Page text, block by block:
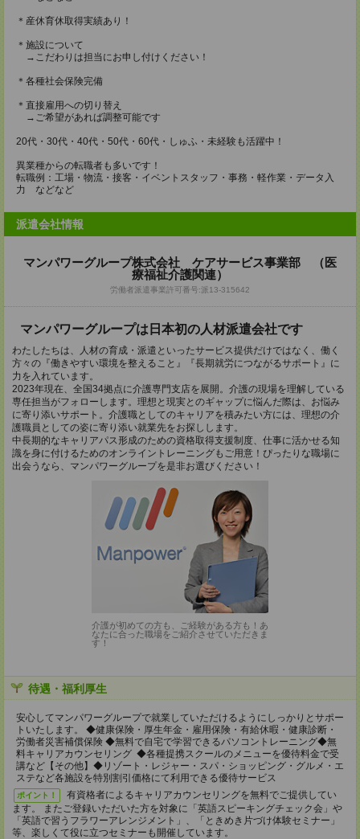
＊産休育休取得実績あり！
＊施設について
→こだわりは担当にお申し付けください！
＊各種社会保険完備
＊直接雇用への切り替え
→ご希望があれば調整可能です
20代・30代・40代・50代・60代・しゅふ・未経験も活躍中！
異業種からの転職者も多いです！
転職例：工場・物流・接客・イベントスタッフ・事務・軽作業・データ入
力 などなど
派遣会社情報
マンパワーグループ株式会社 ケアサービス事業部 （医
療福祉介護関連）
労働者派遣事業許可番号:派13-315642
マンパワーグループは日本初の人材派遣会社です
わたしたちは、人材の育成・派遣といったサービス提供だけではなく、働く
方々の『働きやすい環境を整えること』『長期就労につながるサポート』に
力を入れています。
2023年現在、全国34拠点に介護専門支店を展開。介護の現場を理解している
専任担当がフォローします。理想と現実とのギャップに悩んだ際は、お悩み
に寄り添いサポート。介護職としてのキャリアを積みたい方には、理想の介
護職員としての姿に寄り添い就業先をお探しします。
中長期的なキャリアパス形成のための資格取得支援制度、仕事に活かせる知
識を身に付けるためのオンライントレーニングもご用意！ぴったりな職場に
出会うなら、マンパワーグループを是非お選びください！
介護が初めての方も、ご経験がある方も！あ
なたに合った職場をご紹介させていただきま
す！
待遇・福利厚生
安心してマンパワーグループで就業していただけるようにしっかりとサポー
トいたします。 ◆健康保険・厚生年金・雇用保険・有給休暇・健康診断・
労働者災害補償保険 ◆無料で自宅で学習できるパソコントレーニング◆無
料キャリアカウンセリング ◆各種提携スクールのメニューを優待料金で受
講など【その他】◆リゾート・レジャー・スパ・ショッピング・グルメ・エ
ステなど各施設を特別割引価格にて利用できる優待サービス
ポイント！
有資格者によるキャリアカウンセリングを無料でご提供してい
ます。 またご登録いただいた方を対象に「英語スピーキングチェック会」や
「英語で習うフラワーアレンジメント」、「ときめき片づけ体験セミナー」
等、楽しくて役に立つセミナーも開催しています。